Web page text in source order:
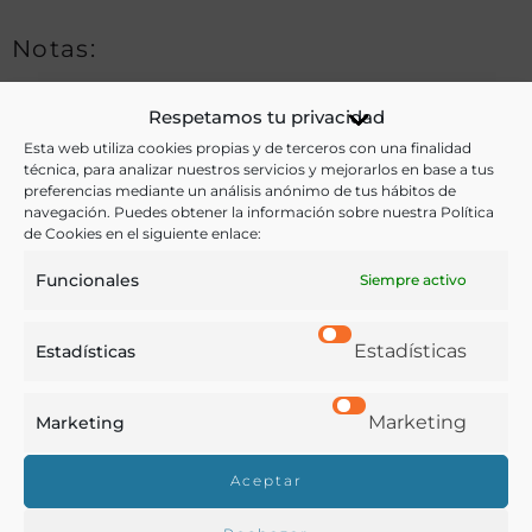
Respetamos tu privacidad
Esta web utiliza cookies propias y de terceros con una finalidad
técnica, para analizar nuestros servicios y mejorarlos en base a tus
preferencias mediante un análisis anónimo de tus hábitos de
navegación. Puedes obtener la información sobre nuestra Política
de Cookies en el siguiente enlace:
Funcionales Siempre activo
Estadísticas Estadísticas
Marketing Marketing
Aceptar
Notas:
Ver más libros de estas materias:
Economía y Comercio,Ganadería, Historia
Ver más libros con las palabras clave:
Buscar en la biblioteca